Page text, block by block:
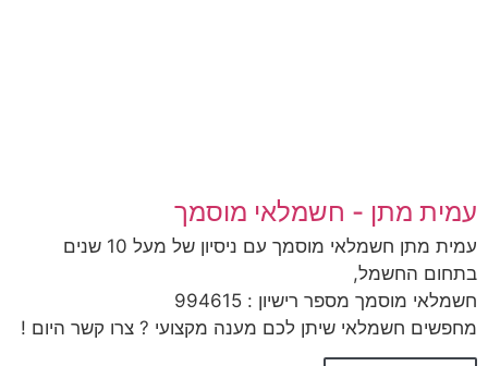
עמית מתן - חשמלאי מוסמך
עמית מתן חשמלאי מוסמך עם ניסיון של מעל 10 שנים
בתחום החשמל,
חשמלאי מוסמך מספר רישיון : 994615
מחפשים חשמלאי שיתן לכם מענה מקצועי ? צרו קשר היום !